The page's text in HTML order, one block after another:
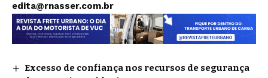
edita@rnasser.com.br
Excesso de confiança nos recursos de segurança